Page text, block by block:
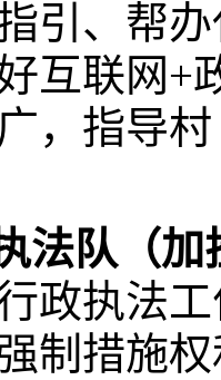
引、帮
互联网+
，指导
法队（
政执法
制措施